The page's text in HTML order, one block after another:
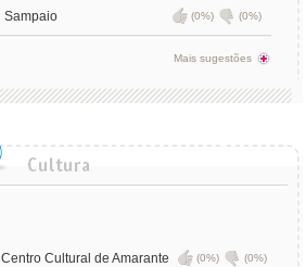
Sampaio (0%) (0%)
Mais sugestões
Centro Cultural de Amarante (0%) (0%)